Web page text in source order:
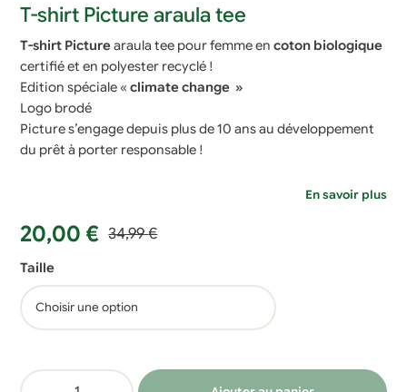
T-shirt Picture araula tee
T-shirt Picturearaula tee pour femme encoton biologique
certifié et en polyester recyclé !
Edition spéciale «climate change »
Logo brodé
Picture s’engage depuis plus de 10 ans au développement
du prêt à porter responsable !
En savoir plus
34,99€
Le
prix
initial
était :
34,99 €.
20,00 €
Le
prix
actuel
est :
20,00 €.
Taille
quantité